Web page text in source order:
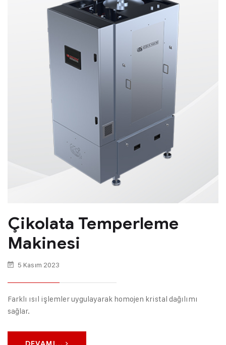
Çikolata Temperleme
Makinesi
5 Kasım 2023
Farklı ısıl işlemler uygulayarak homojen kristal dağılımı
sağlar.